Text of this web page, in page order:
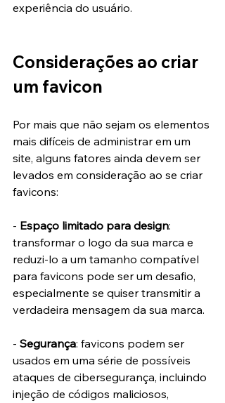
experiência do usuário.
Considerações ao criar
um favicon
Por mais que não sejam os elementos
mais difíceis de administrar em um
site, alguns fatores ainda devem ser
levados em consideração ao se criar
favicons:
- Espaço limitado para design:
transformar o logo da sua marca e
reduzi-lo a um tamanho compatível
para favicons pode ser um desafio,
especialmente se quiser transmitir a
verdadeira mensagem da sua marca.
- Segurança: favicons podem ser
usados em uma série de possíveis
ataques de cibersegurança, incluindo
injeção de códigos maliciosos,